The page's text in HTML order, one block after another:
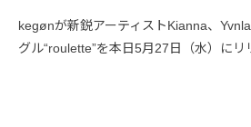
kegønが新鋭アーティストKianna、
グル“roulette”を本日5月27日（水）にリ